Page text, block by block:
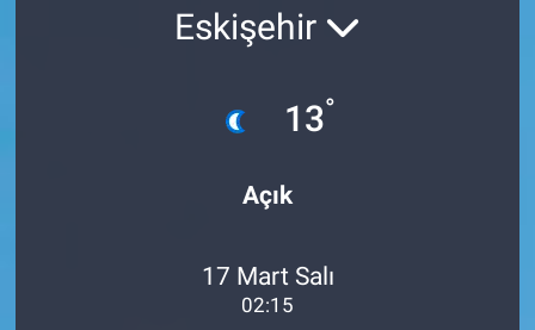
Eskişehir
13°
Açık
17 Mart Salı
02:15
Ege'den Esintiler